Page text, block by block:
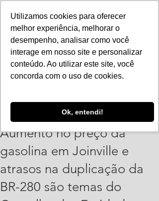
Utilizamos cookies para oferecer
melhor experiência, melhorar o
desempenho, analisar como você
interage em nosso site e personalizar
conteúdo. Ao utilizar este site, você
concorda com o uso de cookies.
Ok, entendi!
Aumento no preço da
gasolina em Joinville e
atrasos na duplicação da
BR-280 são temas do
Vinicius Leonardo